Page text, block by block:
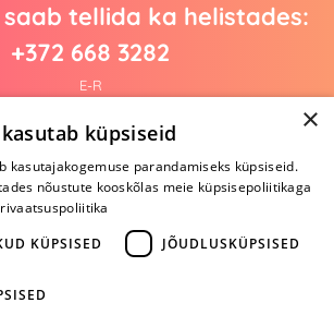
tellida ka helistades:
+372 668 3282
E-R
Arvustusi veel pole
Ole esimene!
arvustus ja SAA KINGITUS!
×
küpsiseid
kasutajakogemuse parandamiseks küpsiseid.
nõustute kooskõlas meie küpsisepoliitikaga
KÜPSISED
JÕUDLUSKÜPSISED